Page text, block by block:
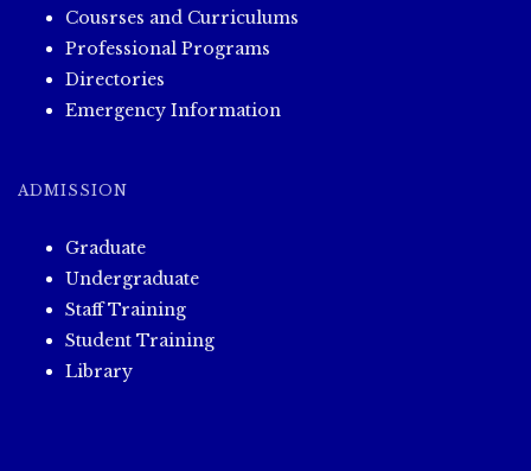
Cousrses and Curriculums
Professional Programs
Directories
Emergency Information
ADMISSION
Graduate
Undergraduate
Staff Training
Student Training
Library